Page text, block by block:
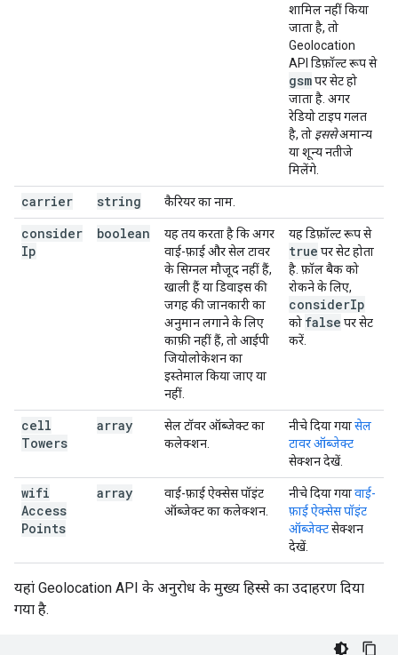
शामिल नहीं किया
जाता है, तो
Geolocation
API डिफ़ॉल्ट रूप से
gsmपर सेट हो
जाता है. अगर
रेडियो टाइप गलत
है, तो इससेअमान्य
या शून्य नतीजे
मिलेंगे.
carrier string कैरियर का नाम.
consider
Ip
boolean
यह तय करता है कि अगर
वाई-फ़ाई और सेल टावर
के सिग्नल मौजूद नहीं हैं,
खाली हैं या डिवाइस की
जगह की जानकारी का
अनुमान लगाने के लिए
काफ़ी नहीं हैं, तो आईपी
जियोलोकेशन का
इस्तेमाल किया जाए या
नहीं.
यह डिफ़ॉल्ट रूप से
true पर सेट होता
है. फ़ॉल बैक को
रोकने के लिए,
considerIp
को false पर सेट
करें.
cell
Towers
array
सेल टॉवर ऑब्जेक्ट का
कलेक्शन.
नीचे दिया गयासेल
टावर ऑब्जेक्ट
सेक्शन देखें.
wifi
Access
Points
array
वाई-फ़ाई ऐक्सेस पॉइंट
ऑब्जेक्ट का कलेक्शन.
नीचे दिया गयावाई-
फ़ाई ऐक्सेस पॉइंट
ऑब्जेक्टसेक्शन
देखें.
यहां Geolocation API के अनुरोध के मुख्य हिस्से का उदाहरण दिया
गया है.